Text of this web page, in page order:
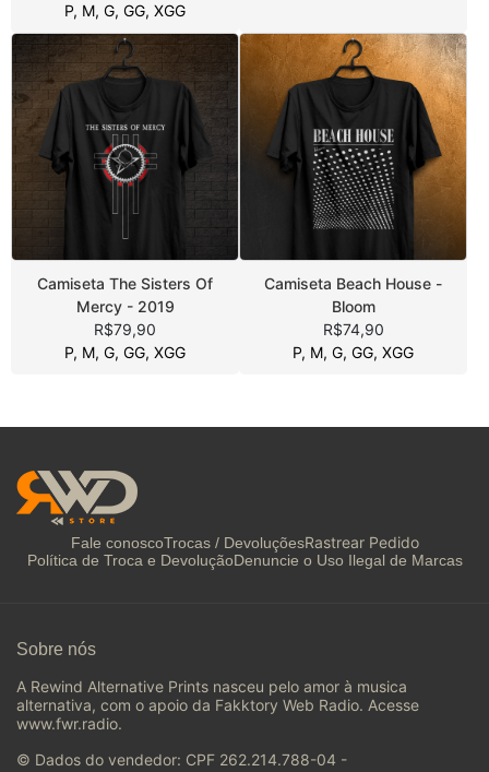
P, M, G, GG, XGG
Camiseta The Sisters Of
Mercy - 2019
R$79,90
P, M, G, GG, XGG
Camiseta Beach House -
Bloom
R$74,90
P, M, G, GG, XGG
Fale conoscoTrocas / DevoluçõesRastrear Pedido
Política de Troca e DevoluçãoDenuncie o Uso Ilegal de Marcas
Sobre nós
A Rewind Alternative Prints nasceu pelo amor à musica
alternativa, com o apoio da Fakktory Web Radio. Acesse
www.fwr.radio.
© Dados do vendedor: CPF 262.214.788-04 -